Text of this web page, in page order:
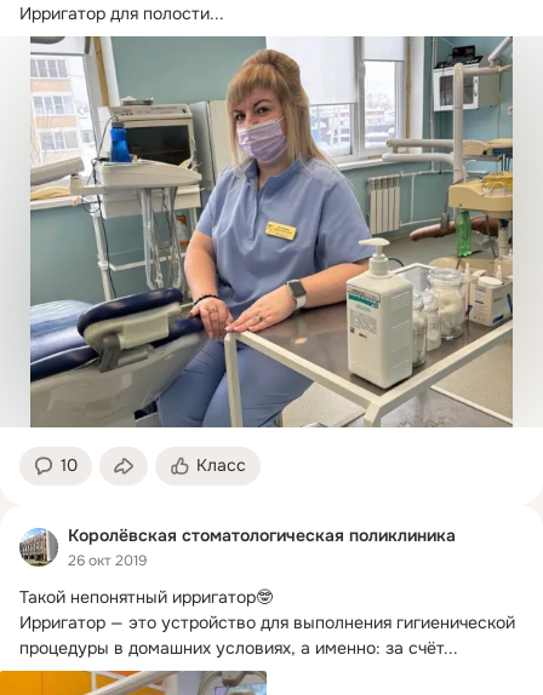
Ирригатор для полости...
10 Класс
Королёвская стоматологическая поликлиника
26 окт 2019
Такой непонятный ирригатор🤓
Ирригатор — это устройство для выполнения гигиенической
процедуры в домашних условиях, а именно: за счёт...